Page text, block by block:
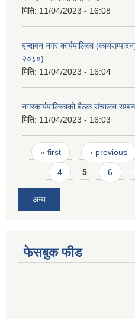
मिति: 11/04/2023 - 16:08
बृन्दावन नगर कार्यपालिका
२०८०)
मिति: 11/04/2023 - 16:04
नगरकार्यपालिकाको बैठक संचालन
मिति: 11/04/2023 - 16:03
Pages
« first ‹ previous
4 5 6
अन्य
फेसबुक फीड